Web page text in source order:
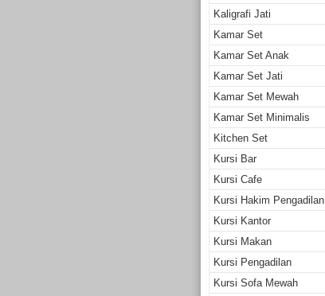
Kaligrafi Jati
Kamar Set
Kamar Set Anak
Kamar Set Jati
Kamar Set Mewah
Kamar Set Minimalis
Kitchen Set
Kursi Bar
Kursi Cafe
Kursi Hakim Pengadilan
Kursi Kantor
Kursi Makan
Kursi Pengadilan
Kursi Sofa Mewah